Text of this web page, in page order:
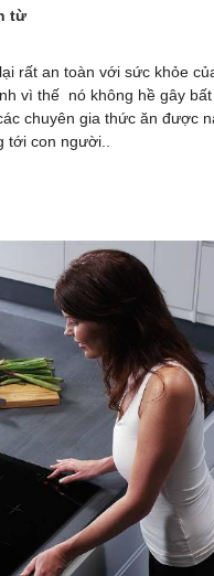
từ
rất an toàn với sức khỏe
vì thế nó không hề gây
chuyên gia thức ăn được
con người..